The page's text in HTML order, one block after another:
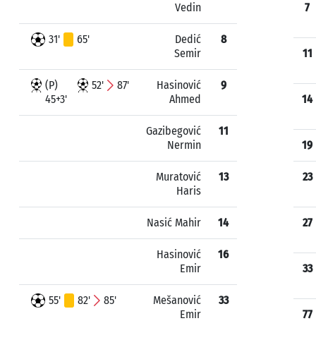
Vedin
31' 65'
Dedić
Semir
8
(P)
45+3'
52' 87'
Hasinović
Ahmed
9
Gazibegović
Nermin
11
Muratović
Haris
13
Nasić Mahir 14
Hasinović
Emir
16
55' 82' 85'
Mešanović
Emir
33
7
11
14
19
23
27
33
77